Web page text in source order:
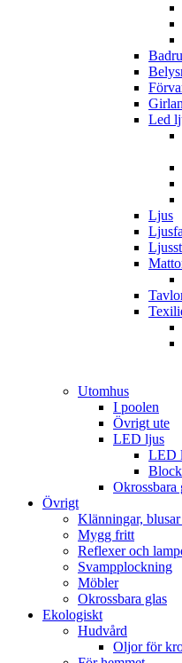
Led
Ljus
Utomhus
I poolen
Övrigt ute
LED ljus
LED
Okrossbara
Övrigt
Klänningar,
Mygg fritt
Reflexer och
Svampplockning
Möbler
Okrossbara glas
Ekologiskt
Hudvård
Oljor för